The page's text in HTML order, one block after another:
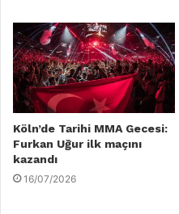
Köln’de Tarihi MMA Gecesi:
Furkan Uğur ilk maçını
kazandı
16/07/2026